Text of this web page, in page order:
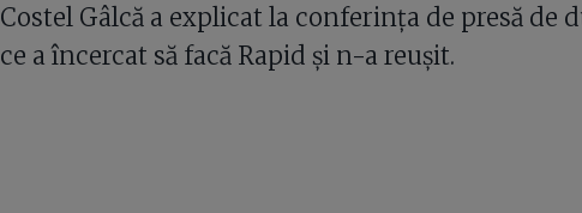
Costel Gâlcă a explicat la conferința de presă de
ce a încercat să facă Rapid și n-a reușit.